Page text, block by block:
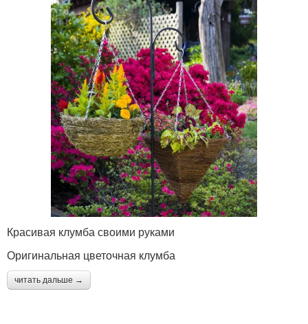
Красивая клумба своими руками
Оригинальная цветочная клумба
читать дальше →